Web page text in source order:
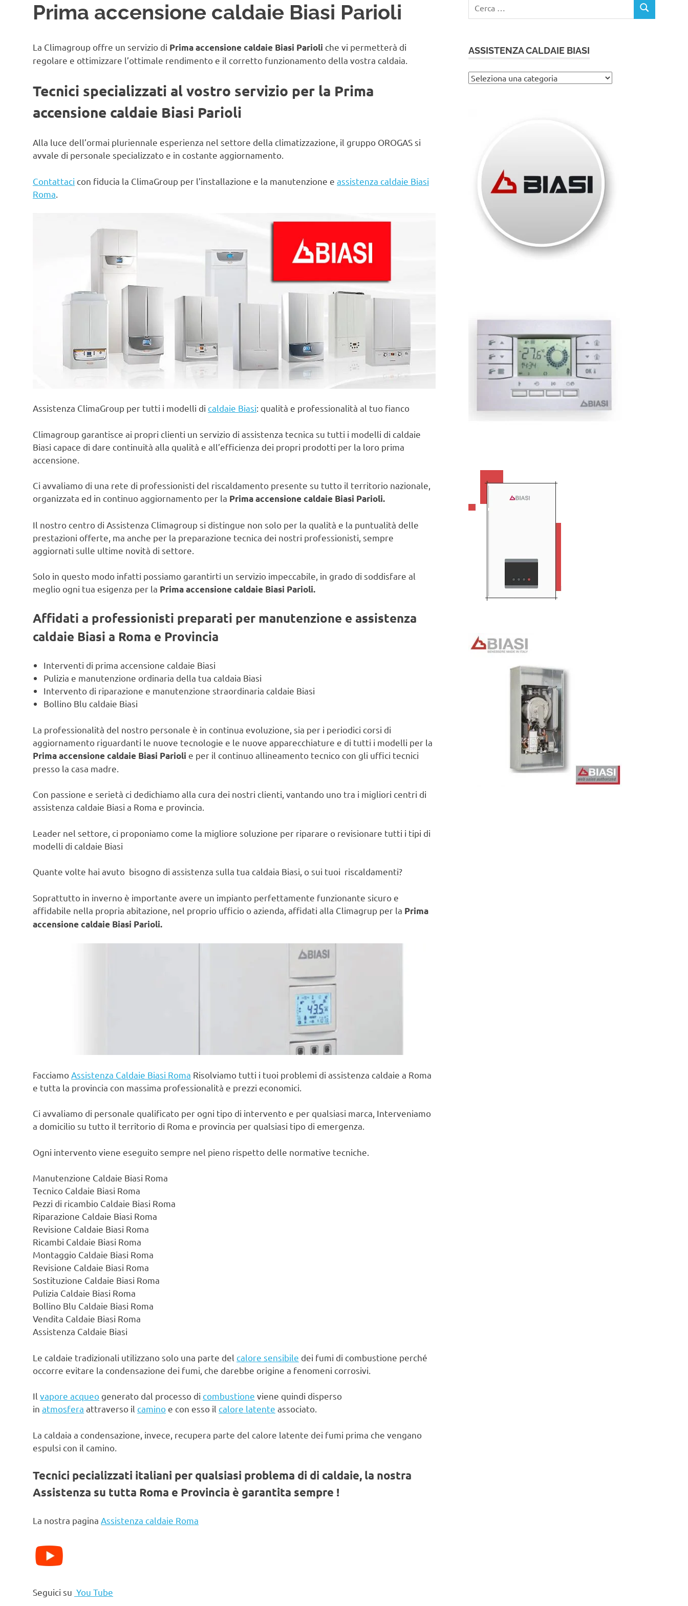
Prima accensione caldaie Biasi Parioli
La Climagroup offre un servizio di Prima accensione caldaie Biasi Parioli che vi permetterà di
regolare e ottimizzare l’ottimale rendimento e il corretto funzionamento della vostra caldaia.
Tecnici specializzati al vostro servizio per la Prima
accensione caldaie Biasi Parioli
Alla luce dell’ormai pluriennale esperienza nel settore della climatizzazione, il gruppo OROGAS si
avvale di personale specializzato e in costante aggiornamento.
Contattaci con fiducia la ClimaGroup per l’installazione e la manutenzione e assistenza caldaie Biasi
Roma
Assistenza ClimaGroup per tutti i modelli di caldaie Biasi: qualità e professionalità al tuo fianco
Climagroup garantisce ai propri clienti un servizio di assistenza tecnica su tutti i modelli di caldaie
Biasi capace di dare continuità alla qualità e all’efficienza dei propri prodotti per la loro prima
accensione.
Ci avvaliamo di una rete di professionisti del riscaldamento presente su tutto il territorio nazionale,
organizzata ed in continuo aggiornamento per la Prima accensione caldaie Biasi Parioli.
Il nostro centro di Assistenza Climagroup si distingue non solo per la qualità e la puntualità delle
prestazioni offerte, ma anche per la preparazione tecnica dei nostri professionisti, sempre
aggiornati sulle ultime novità di settore.
Solo in questo modo infatti possiamo garantirti un servizio impeccabile, in grado di soddisfare al
meglio ogni tua esigenza per la Prima accensione caldaie Biasi Parioli.
Affidati a professionisti preparati per manutenzione e assistenza
caldaie Biasi a Roma e Provincia
Interventi di prima accensione caldaie Biasi
Pulizia e manutenzione ordinaria della tua caldaia Biasi
Intervento di riparazione e manutenzione straordinaria caldaie Biasi
Bollino Blu caldaie Biasi
La professionalità del nostro personale è in continua evoluzione, sia per i periodici corsi di
aggiornamento riguardanti le nuove tecnologie e le nuove apparecchiature e di tutti i modelli per la
Prima accensione caldaie Biasi Parioli e per il continuo allineamento tecnico con gli uffici tecnici
presso la casa madre.
Con passione e serietà ci dedichiamo alla cura dei nostri clienti, vantando uno tra i migliori centri di
assistenza caldaie Biasi a Roma e provincia.
Leader nel settore, ci proponiamo come la migliore soluzione per riparare o revisionare tutti i tipi di
modelli di caldaie Biasi
Quante volte hai avuto bisogno di assistenza sulla tua caldaia Biasi, o sui tuoi riscaldamenti?
Soprattutto in inverno è importante avere un impianto perfettamente funzionante sicuro e
affidabile nella propria abitazione, nel proprio ufficio o azienda, affidati alla Climagrup per la Prima
accensione caldaie Biasi Parioli.
Facciamo Assistenza Caldaie Biasi Roma Risolviamo tutti i tuoi problemi di assistenza caldaie a Roma
e tutta la provincia con massima professionalità e prezzi economici.
Ci avvaliamo di personale qualificato per ogni tipo di intervento e per qualsiasi marca, Interveniamo
a domicilio su tutto il territorio di Roma e provincia per qualsiasi tipo di emergenza.
Ogni intervento viene eseguito sempre nel pieno rispetto delle normative tecniche.
Manutenzione Caldaie Biasi Roma
Tecnico Caldaie Biasi Roma
Pezzi di ricambio Caldaie Biasi Roma
Riparazione Caldaie Biasi Roma
Revisione Caldaie Biasi Roma
Ricambi Caldaie Biasi Roma
Montaggio Caldaie Biasi Roma
Revisione Caldaie Biasi Roma
Sostituzione Caldaie Biasi Roma
Pulizia Caldaie Biasi Roma
Bollino Blu Caldaie Biasi Roma
Vendita Caldaie Biasi Roma
Assistenza Caldaie Biasi
Le caldaie tradizionali utilizzano solo una parte del calore sensibile dei fumi di combustione perché
occorre evitare la condensazione dei fumi, che darebbe origine a fenomeni corrosivi.
Il vapore acqueo generato dal processo di combustione viene quindi disperso
in atmosfera attraverso il camino e con esso il calore latente associato.
La caldaia a condensazione, invece, recupera parte del calore latente dei fumi prima che vengano
espulsi con il camino.
Tecnici pecializzati italiani per qualsiasi problema di di caldaie, la nostra
Assistenza su tutta Roma e Provincia è garantita sempre !
La nostra pagina Assistenza caldaie Roma
Seguici su You Tube
per:
CERCA
ASSISTENZA CALDAIE BIASI
Assistenza